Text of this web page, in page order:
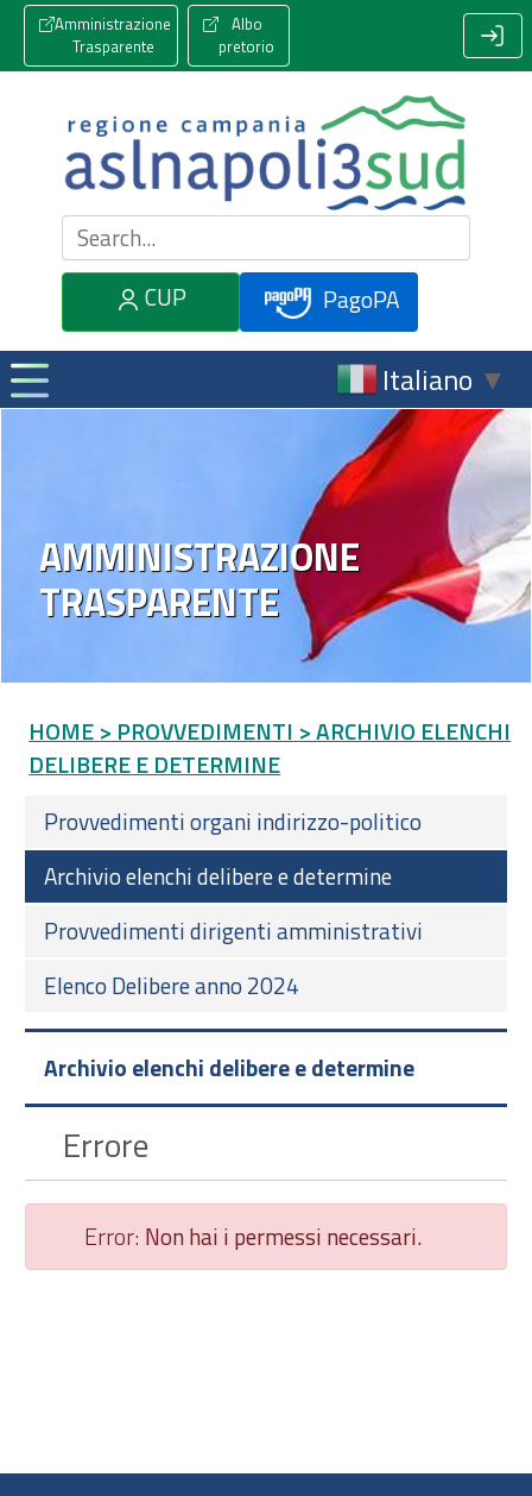
Amministrazione
Trasparente
Albo
pretorio
Cerca nel sito
CUP
PagoPA
Italiano ▼
AMMINISTRAZIONE
TRASPARENTE
HOME > PROVVEDIMENTI > ARCHIVIO ELENCHI
DELIBERE E DETERMINE
Provvedimenti organi indirizzo-politico
Archivio elenchi delibere e determine
Provvedimenti dirigenti amministrativi
Elenco Delibere anno 2024
Archivio elenchi delibere e determine
Errore
Error: Non hai i permessi necessari.